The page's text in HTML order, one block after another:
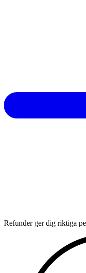
Refunder ger dig riktiga